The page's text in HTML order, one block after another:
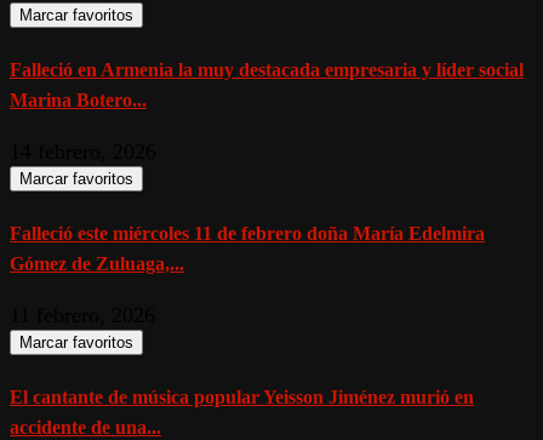
Marcar favoritos
Falleció en Armenia la muy destacada empresaria y líder social
Marina Botero...
Marcar favoritos
Falleció este miércoles 11 de febrero doña María Edelmira
Gómez de Zuluaga,...
Marcar favoritos
El cantante de música popular Yeisson Jiménez murió en
accidente de una...